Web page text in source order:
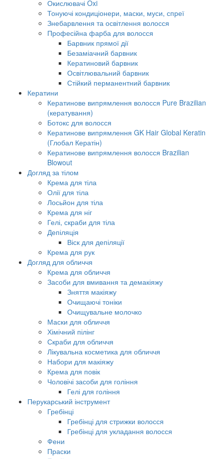
Окислювачі Oxi
Тонуючі кондиціонери, маски, муси, спреї
Знебарвлення та освітлення волосся
Професійна фарба для волосся
Барвник прямої дії
Безаміачний барвник
Кератиновий барвник
Освітлювальний барвник
Стійкий перманентний барвник
Кератини
Кератинове випрямлення волосся Pure Brazilian
(кератування)
Ботокс для волосся
Кератинове випрямлення GK Hair Global Keratin
(Глобал Кератін)
Кератинове випрямлення волосся Brazilian
Blowout
Догляд за тілом
Крема для тіла
Олії для тіла
Лосьйон для тіла
Крема для ніг
Гелі, скраби для тіла
Депіляція
Віск для депіляції
Крема для рук
Догляд для обличчя
Крема для обличчя
Засоби для вмивання та демакіяжу
Зняття макіяжу
Очищаючі тоніки
Очищувальне молочко
Маски для обличчя
Хімічний пілінг
Скраби для обличчя
Лікувальна косметика для обличчя
Набори для макіяжу
Крема для повік
Чоловічі засоби для гоління
Гелі для гоління
Перукарський інструмент
Гребінці
Гребінці для стрижки волосся
Гребінці для укладання волосся
Фени
Праски